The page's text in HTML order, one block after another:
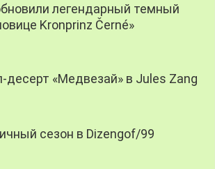
легендарный темный
Kronprinz Černé»
десерт «Медвезай» в Jules Zang
сезон в Dizengof/99